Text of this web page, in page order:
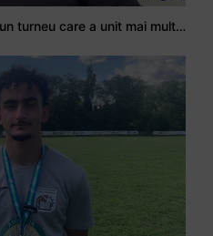
Stejarul Iulian Hartig: A fost un turneu care a unit mai mult echipa